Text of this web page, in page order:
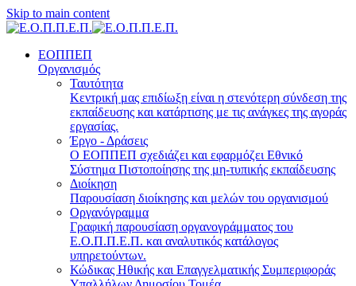
Skip to main content
ΕΟΠΠΕΠ
Οργανισμός
Ταυτότητα
Κεντρική μας επιδίωξη είναι η στενότερη σύνδεση της
εκπαίδευσης και κατάρτισης με τις ανάγκες της αγοράς
εργασίας.
Έργο - Δράσεις
Ο ΕΟΠΠΕΠ σχεδιάζει και εφαρμόζει Eθνικό
Σύστημα Πιστοποίησης της μη-τυπικής εκπαίδευσης
Διοίκηση
Παρουσίαση διοίκησης και μελών του οργανισμού
Οργανόγραμμα
Γραφική παρουσίαση οργανογράμματος του
Ε.Ο.Π.Π.Ε.Π. και αναλυτικός κατάλογος
υπηρετούντων.
Κώδικας Ηθικής και Επαγγελματικής Συμπεριφοράς